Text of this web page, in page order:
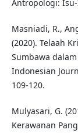
Antropologi: Isu-
Masniadi, R.,
(2020). Telaah
Sumbawa
Indonesian
109-120.
Mulyasari, G.
Kerawanan